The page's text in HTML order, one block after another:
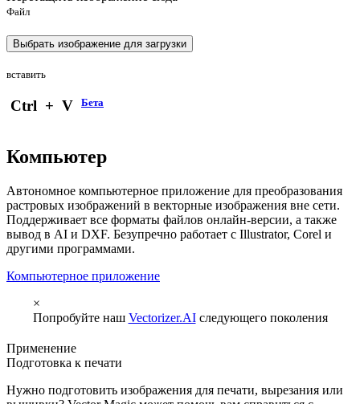
Файл
Выбрать изображение для загрузки
вставить
Ctrl + V Бета
Компьютер
Автономное компьютерное приложение для преобразования
растровых изображений в векторные изображения вне сети.
Поддерживает все форматы файлов онлайн-версии, а также
вывод в AI и DXF. Безупречно работает с Illustrator, Corel и
другими программами.
Компьютерное приложение
×
Попробуйте наш Vectorizer.AIследующего поколения
Применение
Подготовка к печати
Нужно подготовить изображения для печати, вырезания или